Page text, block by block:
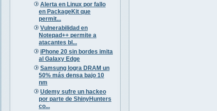
Alerta en Linux por fallo
en PackageKit que
permit...
Vulnerabilidad en
Notepad++ permite a
atacantes bl...
iPhone 20 sin bordes imita
al Galaxy Edge
Samsung logra DRAM un
50% más densa bajo 10
nm
Udemy sufre un hackeo
por parte de ShinyHunters
co...